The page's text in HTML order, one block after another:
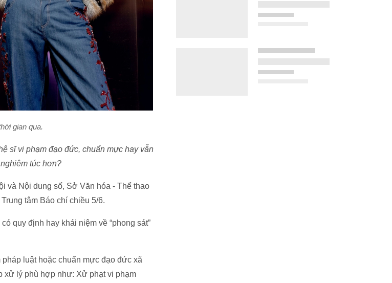
gian qua.
sĩ vi phạm đạo đức, chuẩn mực hay vẫn
túc hơn?
và Nội dung số, Sở Văn hóa - Thể thao
tâm Báo chí chiều 5/6.
quy định hay khái niệm về “phong sát”
luật hoặc chuẩn mực đạo đức xã
xử lý phù hợp như: Xử phạt vi phạm